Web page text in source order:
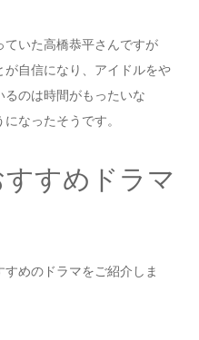
いた高橋恭平さんですが
が自信になり、アイドルをや
るのは時間がもったいな
なったそうです。
すめドラマ
めのドラマをご紹介しま